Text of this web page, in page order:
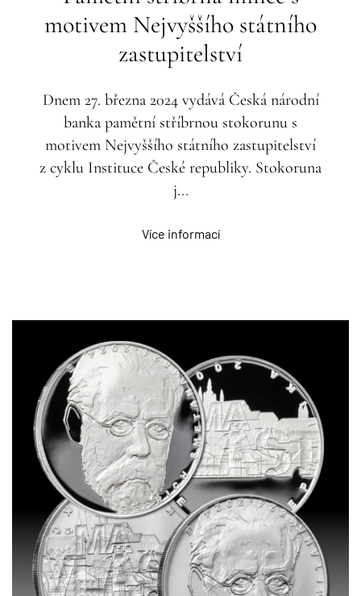
motivem Nejvyššího státního
zastupitelství
Dnem 27. března 2024 vydává Česká národní
banka pamětní stříbrnou stokorunu s
motivem Nejvyššího státního zastupitelství
z cyklu Instituce České republiky. Stokoruna
j...
Více informací